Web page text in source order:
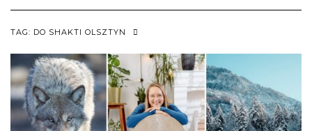
TAG: DO SHAKTI OLSZTYN